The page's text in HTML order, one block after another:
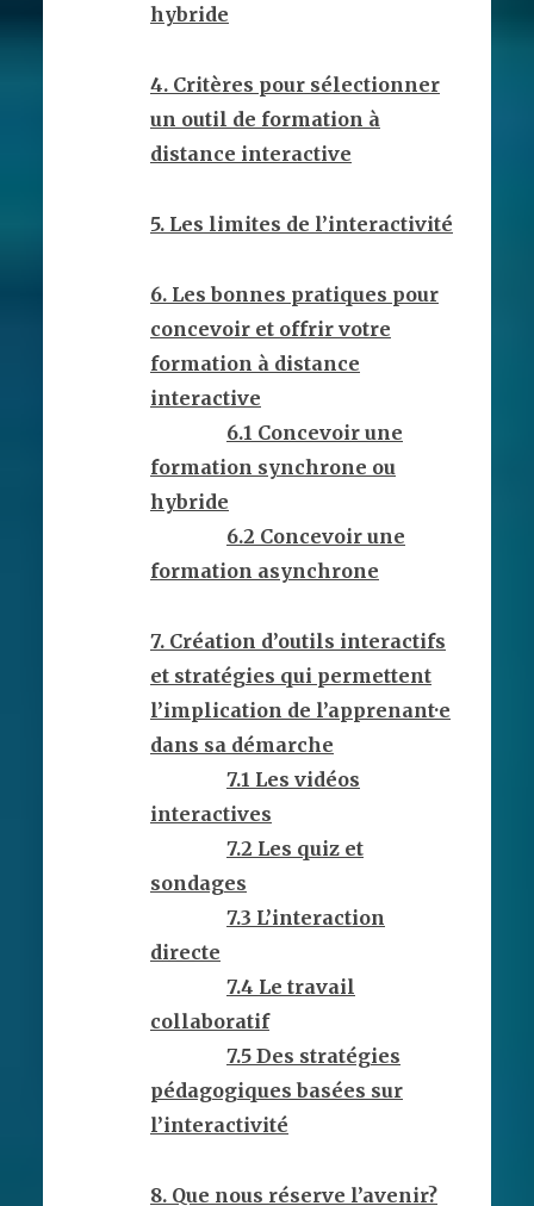
hybride
4. Critères pour sélectionner
un outil de formation à
distance interactive
5. Les limites de l’interactivité
6. Les bonnes pratiques pour
concevoir et offrir votre
formation à distance
interactive
6.1 Concevoir une
formation synchrone ou
hybride
6.2 Concevoir une
formation asynchrone
7. Création d’outils interactifs
et stratégies qui permettent
l’implication de l’apprenant·e
dans sa démarche
7.1 Les vidéos
interactives
7.2 Les quiz et
sondages
7.3 L’interaction
directe
7.4 Le travail
collaboratif
7.5 Des stratégies
pédagogiques basées sur
l’interactivité
8. Que nous réserve l’avenir?